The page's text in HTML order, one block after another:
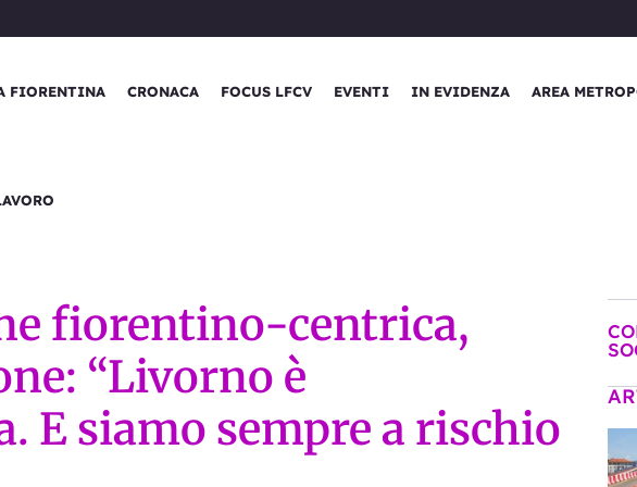
FIORENTINA CRONACA FOCUS LFCV EVENTI IN EVIDENZA AREA
fiorentino-centrica,
“Livorno è
E siamo sempre a rischio